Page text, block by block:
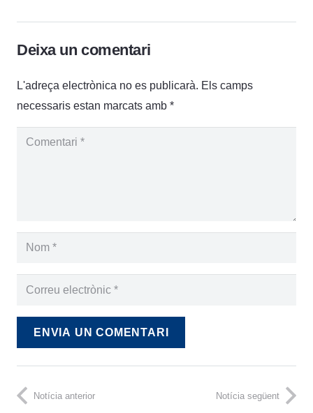
Deixa un comentari
L'adreça electrònica no es publicarà. Els camps
necessaris estan marcats amb *
ENVIA UN COMENTARI
Notícia anterior Notícia següent